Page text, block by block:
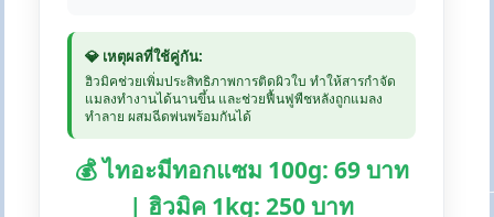
💎 เหตุผลที่ใช้คู่กัน:
ฮิวมิคช่วยเพิ่มประสิทธิภาพการติดผิวใบ ทำให้สารกำจัด
แมลงทำงานได้นานขึ้น และช่วยฟื้นฟูพืชหลังถูกแมลง
ทำลาย ผสมฉีดพ่นพร้อมกันได้
💰 ไทอะมีทอกแซม 100g: 69 บาท
| ฮิวมิค 1kg: 250 บาท